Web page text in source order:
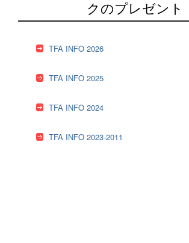
クのプレゼント
TFA INFO 2026
TFA INFO 2025
TFA INFO 2024
TFA INFO 2023-2011